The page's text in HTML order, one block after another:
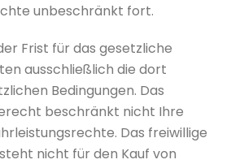
unbeschränkt fort.
Frist für das gesetzliche
ausschließlich die dort
Bedingungen. Das
beschränkt nicht Ihre
Das freiwillige
nicht für den Kauf von